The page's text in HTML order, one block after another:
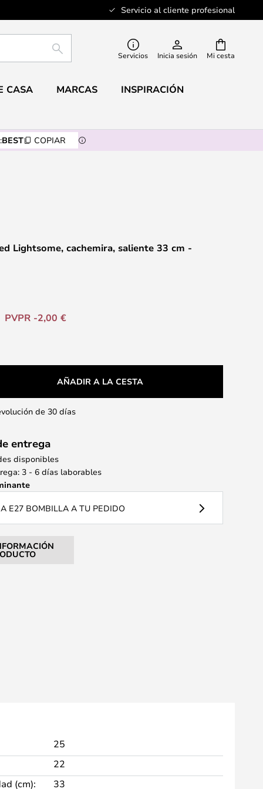
Servicio al cliente profesional
Mi cesta
BUSCAR Servicios Inicia sesión
CASA MARCAS INSPIRACIÓN
BEST COPIAR
Lightsome, cachemira, saliente 33 cm -
PVPR -2,00 €
AÑADIR A LA CESTA
de 30 días
entrega
disponibles
3 - 6 días laborables
E27 BOMBILLA A TU PEDIDO
25
22
(cm):
33